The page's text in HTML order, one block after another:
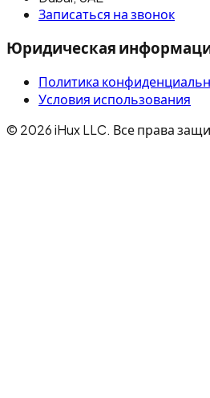
Записаться на звонок
Юридическая
Политика
Условия использования
© 2026 iHux LLC. Все права